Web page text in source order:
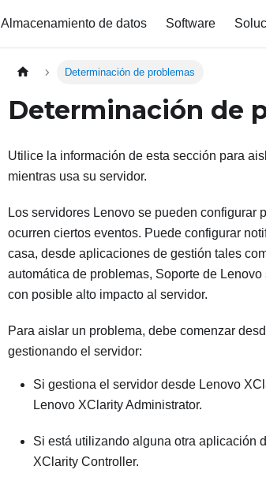
Almacenamiento de datos Software
Determinación de problemas
Determinación de
Utilice la información de esta sección para
mientras usa su servidor.
Los servidores Lenovo se pueden configurar
ocurren ciertos eventos. Puede configurar
casa, desde aplicaciones de gestión tales
automática de problemas, Soporte de
con posible alto impacto al servidor.
Para aislar un problema, debe comenzar
gestionando el servidor:
Si gestiona el servidor desde Lenovo
Lenovo XClarity Administrator.
Si está utilizando alguna otra aplicación
XClarity Controller.